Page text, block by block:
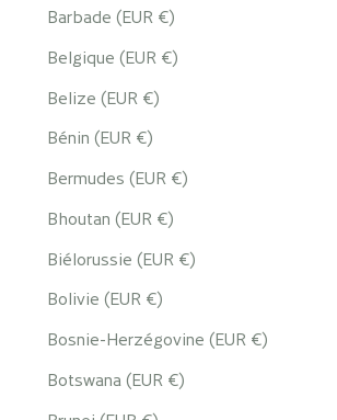
Barbade (EUR €)
Belgique (EUR €)
Belize (EUR €)
Bénin (EUR €)
Bermudes (EUR €)
Bhoutan (EUR €)
Biélorussie (EUR €)
Bolivie (EUR €)
Bosnie-Herzégovine (EUR €)
Botswana (EUR €)